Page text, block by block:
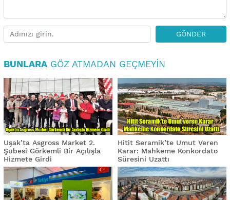
GÖNDER
BUNLARA GÖZ ATMADAN GEÇMEYIN
Uşak’ta Asgross Market 2.
Şubesi Görkemli Bir Açılışla
Hizmete Girdi
Hitit Seramik’te Umut Veren
Karar: Mahkeme Konkordato
Süresini Uzattı